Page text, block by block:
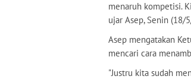
menaruh kompetisi.
ujar Asep, Senin (18/
Asep mengatakan
mencari cara
"Justru kita sudah